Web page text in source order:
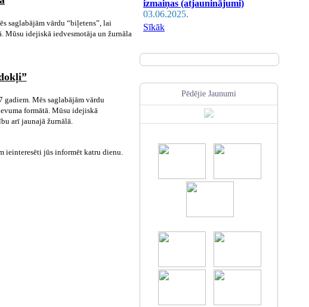
saglabājām vārdu “biļetens”, lai
Mūsu idejiskā iedvesmotāja un žurnāla
gadiem. Mēs saglabājām vārdu
formātā. Mūsu idejiskā
arī jaunajā žurnālā.
ieinteresēti jūs informēt katru dienu.
izmaiņas (atjauninājumi)
03.06.2025.
Sīkāk
Pēdējie Jaunumi